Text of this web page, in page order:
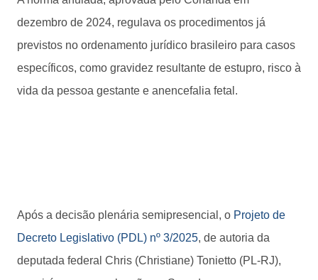
dezembro de 2024, regulava os procedimentos já
previstos no ordenamento jurídico brasileiro para casos
específicos, como gravidez resultante de estupro, risco à
vida da pessoa gestante e anencefalia fetal.
Após a decisão plenária semipresencial, o Projeto de
Decreto Legislativo (PDL) nº 3/2025, de autoria da
deputada federal Chris (Christiane) Tonietto (PL-RJ),